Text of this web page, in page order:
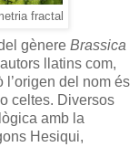
fractal
gènere Brassica
llatins com,
l’origen del nom és
celtes. Diversos
amb la
Hesiqui,